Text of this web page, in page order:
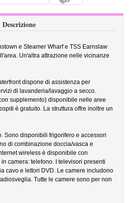
Descrizione
e Steamer Wharf e TSS Earnslaw
Un'altra attrazione nelle vicinanze
dispone di assistenza per
di lavanderia/lavaggio a secco.
supplemento) disponibile nelle aree
è gratuito. La struttura offre inoltre un
Sono disponibili frigorifero e accessori
di combinazione doccia/vasca e
wireless è disponibile con
camera: telefono. I televisori presenti
cavo e lettori DVD. Le camere includono
Tutte le camere sono per non